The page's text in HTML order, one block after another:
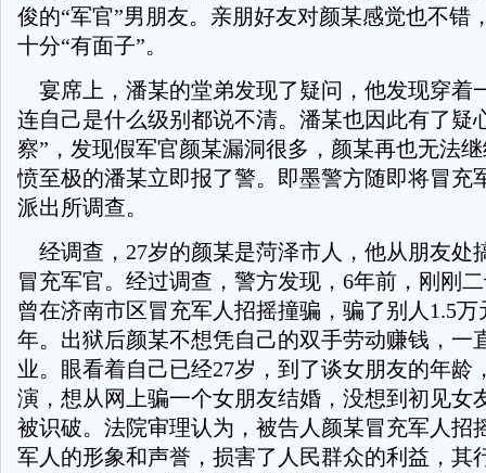
俊的“军官”男朋友。亲朋好友对颜某感觉也不错
十分“有面子”。
宴席上，潘某的堂弟发现了疑问，他发现穿着
连自己是什么级别都说不清。潘某也因此有了疑
察”，发现假军官颜某漏洞很多，颜某再也无法
愤至极的潘某立即报了警。即墨警方随即将冒充
派出所调查。
经调查，27岁的颜某是菏泽市人，他从朋友处
冒充军官。经过调查，警方发现，6年前，刚刚
曾在济南市区冒充军人招摇撞骗，骗了别人1.5
年。出狱后颜某不想凭自己的双手劳动赚钱，一
业。眼看着自己已经27岁，到了谈女朋友的年龄
演，想从网上骗一个女朋友结婚，没想到初见女
被识破。法院审理认为，被告人颜某冒充军人招
军人的形象和声誉，损害了人民群众的利益，其